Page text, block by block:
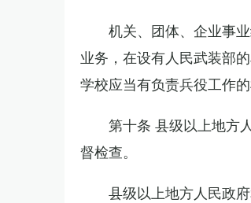
机关、团体、企业事
业务，在设有人民武装部
学校应当有负责兵役工作的
第十条 县级以上地方
督检查。
县级以上地方人民政